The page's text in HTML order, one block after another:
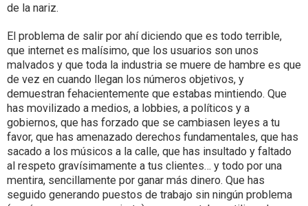
de la nariz.
El problema de salir por ahí diciendo que es todo terrible,
que internet es malísimo, que los usuarios son unos
malvados y que toda la industria se muere de hambre es que
de vez en cuando llegan los números objetivos, y
demuestran fehacientemente que estabas mintiendo. Que
has movilizado a medios, a lobbies, a políticos y a
gobiernos, que has forzado que se cambiasen leyes a tu
favor, que has amenazado derechos fundamentales, que has
sacado a los músicos a la calle, que has insultado y faltado
al respeto gravísimamente a tus clientes… y todo por una
mentira, sencillamente por ganar más dinero. Que has
seguido generando puestos de trabajo sin ningún problema